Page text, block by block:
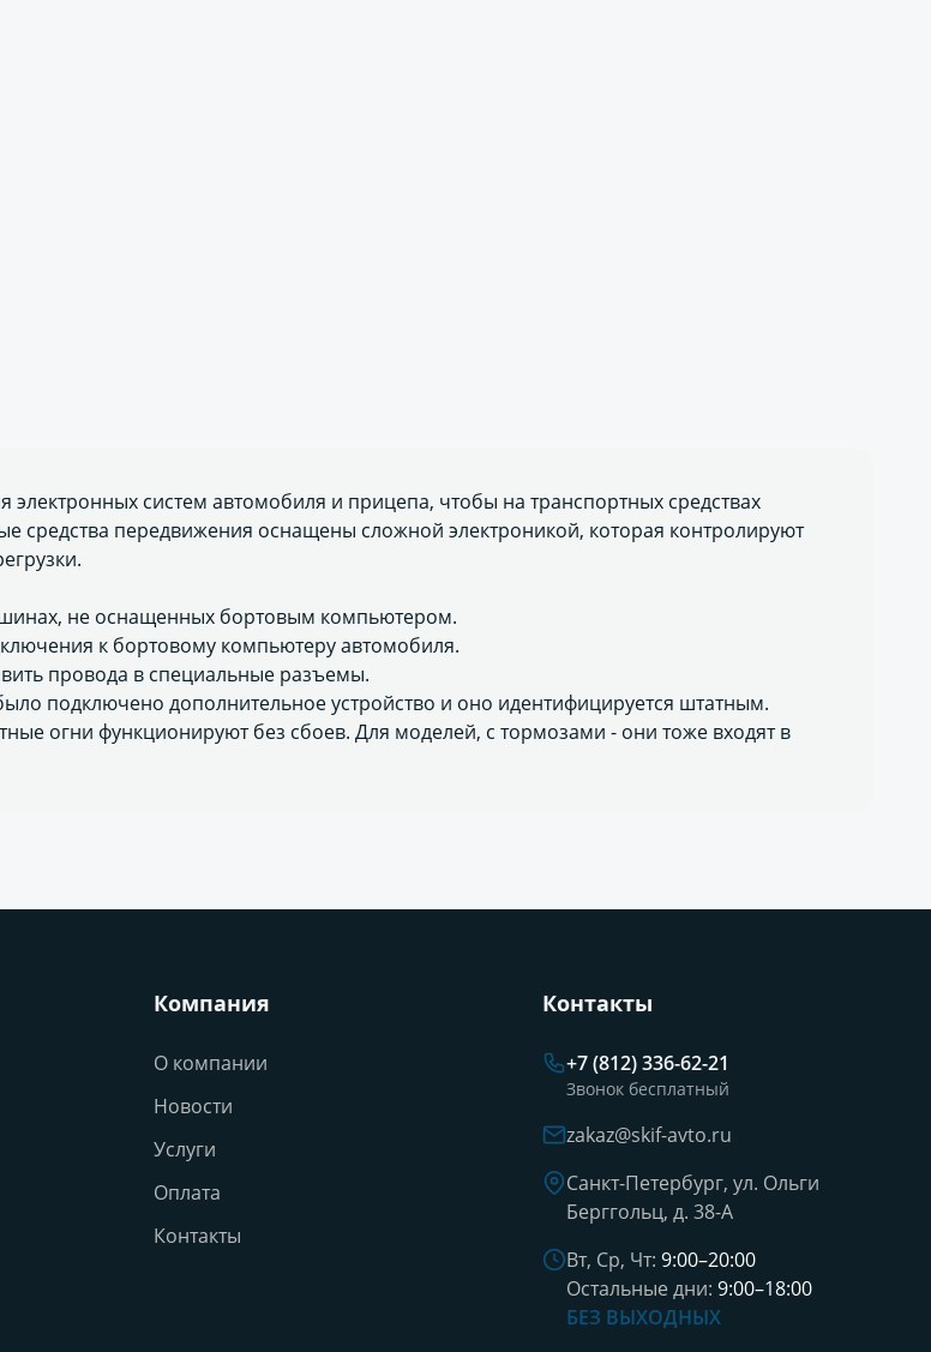
систем автомобиля и прицепа, чтобы на транспортных средствах
средства передвижения оснащены сложной электроникой, которая контролируют
не оснащенных бортовым компьютером.
к бортовому компьютеру автомобиля.
провода в специальные разъемы.
подключено дополнительное устройство и оно идентифицируется штатным.
огни функционируют без сбоев. Для моделей, с тормозами - они тоже входят в
Компания
О компании
Новости
Услуги
Оплата
Контакты
Контакты
+7 (812) 336-62-21
Звонок бесплатный
zakaz@skif-avto.ru
Санкт-Петербург, ул. Ольги
Берггольц, д. 38-А
Вт, Ср, Чт: 9:00–20:00
Остальные дни: 9:00–18:00
БЕЗ ВЫХОДНЫХ